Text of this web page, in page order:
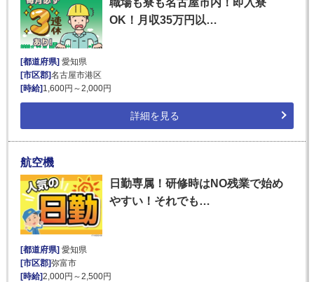
職場も寮も名古屋市内！即入寮
OK！月収35万円以…
[都道府県] 愛知県
[市区郡]名古屋市港区
[時給] 1,600円～2,000円
詳細を見る
航空機
日勤専属！研修時はNO残業で始め
やすい！それでも…
[都道府県]愛知県
[市区郡]弥富市
[時給]2,000円～2,500円